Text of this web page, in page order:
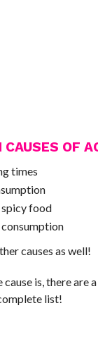
OF
times
spicy food
causes as well!
is, there are
list!